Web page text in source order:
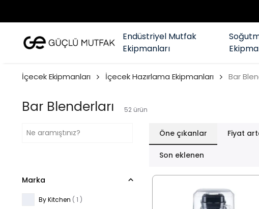
Endüstriyel Mutfak
Ekipmanları
İçecek Ekipmanları İçecek Hazırlama Ekipmanları Bar
Bar Blenderları 52 ürün
Öne çıkanlar Fiyat
Son eklenen
Marka
By Kitchen ( 1 )